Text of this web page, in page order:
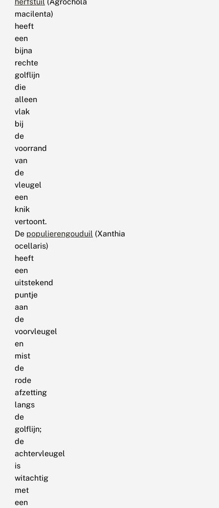
macilenta)
heeft
een
bijna
rechte
golflijn
die
alleen
vlak
bij
de
voorrand
van
de
vleugel
een
knik
vertoont.
De populierengouduil (Xanthia
ocellaris)
heeft
een
uitstekend
puntje
aan
de
voorvleugel
en
mist
de
rode
afzetting
langs
de
golflijn;
de
achtervleugel
is
witachtig
met
een